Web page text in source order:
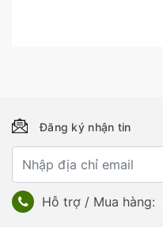
Đăng ký nhận tin
Hỗ trợ / Mua hàng: